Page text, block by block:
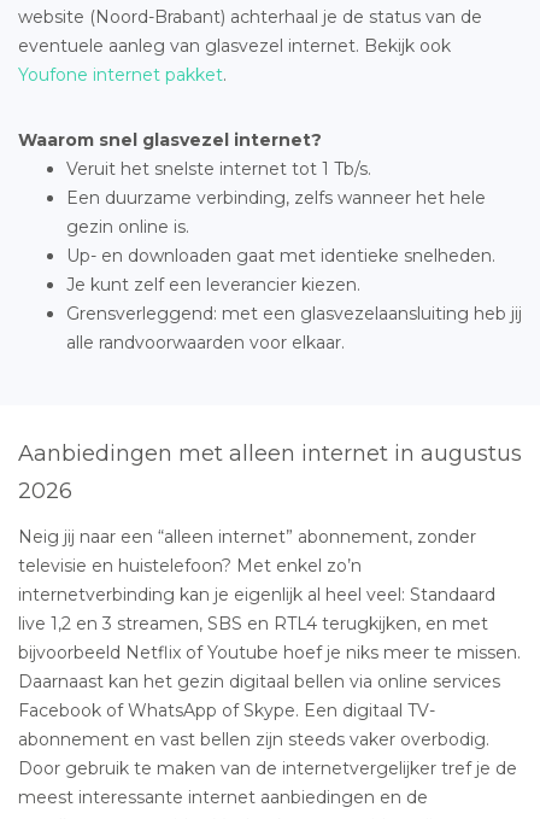
website (Noord-Brabant) achterhaal je de status van de
eventuele aanleg van glasvezel internet. Bekijk ook
Youfone internet pakket.
Waarom snel glasvezel internet?
Veruit het snelste internet tot 1 Tb/s.
Een duurzame verbinding, zelfs wanneer het hele
gezin online is.
Up- en downloaden gaat met identieke snelheden.
Je kunt zelf een leverancier kiezen.
Grensverleggend: met een glasvezelaansluiting heb jij
alle randvoorwaarden voor elkaar.
Aanbiedingen met alleen internet in augustus
2026
Neig jij naar een “alleen internet” abonnement, zonder
televisie en huistelefoon? Met enkel zo’n
internetverbinding kan je eigenlijk al heel veel: Standaard
live 1,2 en 3 streamen, SBS en RTL4 terugkijken, en met
bijvoorbeeld Netflix of Youtube hoef je niks meer te missen.
Daarnaast kan het gezin digitaal bellen via online services
Facebook of WhatsApp of Skype. Een digitaal TV-
abonnement en vast bellen zijn steeds vaker overbodig.
Door gebruik te maken van de internetvergelijker tref je de
meest interessante internet aanbiedingen en de